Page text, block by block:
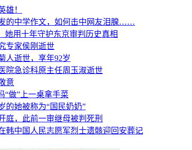
雄！
的中学作文，如何击中网友泪腺……
她用十年守护东京审判历史真相
专家侯刚逝世
人逝世，享年92岁
院急诊科原主任周玉淑逝世
意
“做”上一桌拿手菜
的她被称为“国民奶奶”
庭，此前一审继母被判死刑
中国人民志愿军烈士遗骸迎回安葬记